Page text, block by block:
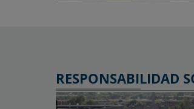
RESPONSABILIDAD